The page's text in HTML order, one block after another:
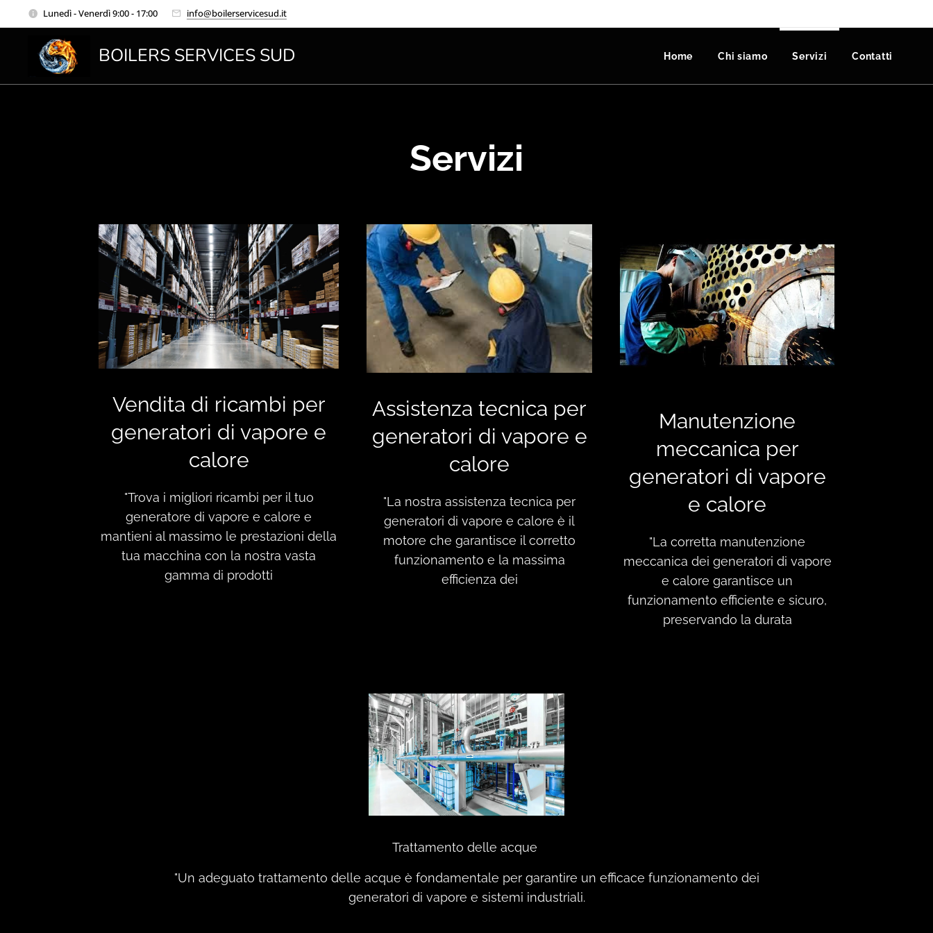
Lunedì - Venerdì 9:00 - 17:00 info@boilerservicesud.it
BOILERS SERVICES SUD Home Chi siamo Servizi Contatti
Servizi
Vendita di ricambi per
generatori di vapore e
calore
"Trova i migliori ricambi per il tuo
generatore di vapore e calore e
mantieni al massimo le prestazioni della
tua macchina con la nostra vasta
gamma di prodotti
Assistenza tecnica per
generatori di vapore e
calore
"La nostra assistenza tecnica per
generatori di vapore e calore è il
motore che garantisce il corretto
funzionamento e la massima
efficienza dei
Manutenzione
meccanica per
generatori di vapore
e calore
"La corretta manutenzione
meccanica dei generatori di vapore
e calore garantisce un
funzionamento efficiente e sicuro,
preservando la durata
Trattamento delle acque
"Un adeguato trattamento delle acque è fondamentale per garantire un efficace funzionamento dei
generatori di vapore e sistemi industriali.